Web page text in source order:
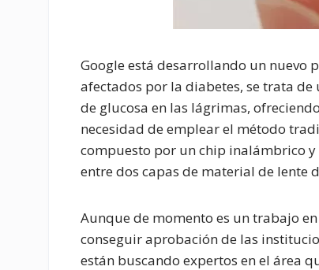
Google está desarrollando un nuevo
afectados por la diabetes, se trata
de glucosa en las lágrimas,
necesidad de emplear el método
compuesto por un chip inalámbrico
entre dos capas de material de lente
Aunque de momento es un trabajo
conseguir aprobación de las
están buscando expertos en el área